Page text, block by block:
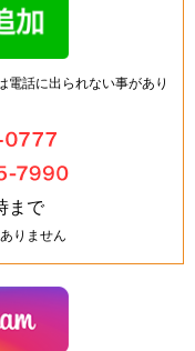
電話に出られない事があり
まで
りません